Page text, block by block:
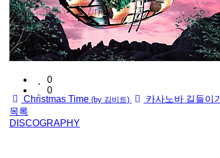
0
0
Christmas Time (by 김비트) 카사노바 길들이기
목록
DISCOGRAPHY